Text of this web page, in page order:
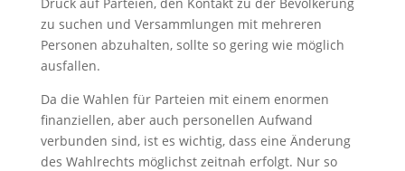
zu suchen und Versammlungen mit mehreren
Personen abzuhalten, sollte so gering wie möglich
ausfallen.
Da die Wahlen für Parteien mit einem enormen
finanziellen, aber auch personellen Aufwand
verbunden sind, ist es wichtig, dass eine Änderung
des Wahlrechts möglichst zeitnah erfolgt. Nur so